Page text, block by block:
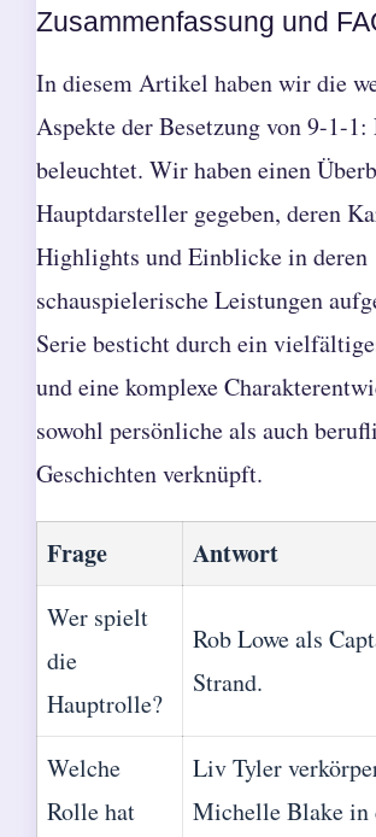
Zusammenfassung und
In diesem Artikel haben wir die
Aspekte der Besetzung von 9-1-1:
beleuchtet. Wir haben einen
Hauptdarsteller gegeben, deren
Highlights und Einblicke in deren
schauspielerische Leistungen
Serie besticht durch ein
und eine komplexe
sowohl persönliche als auch
Geschichten verknüpft.
Frage Antwort
Wer spielt
die
Hauptrolle?
Rob Lowe als
Strand.
Welche
Rolle hat
Liv Tyler
Michelle Blake in